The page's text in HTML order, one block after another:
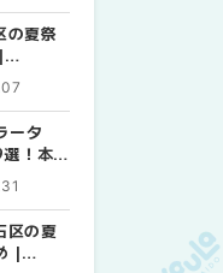
夏祭
ータ
！本
まで
区の夏
|
札幌市北区の夏祭
ントまとめ |
9
札幌市手稲区の夏
ベントまとめ |
10
札幌市白石区の夏
ベントまとめ |
札幌市西区の夏祭
ントまとめ |
12
札幌市白石区の夏
ベントまとめ |
9
札幌市手稲区の夏
ベントまとめ |